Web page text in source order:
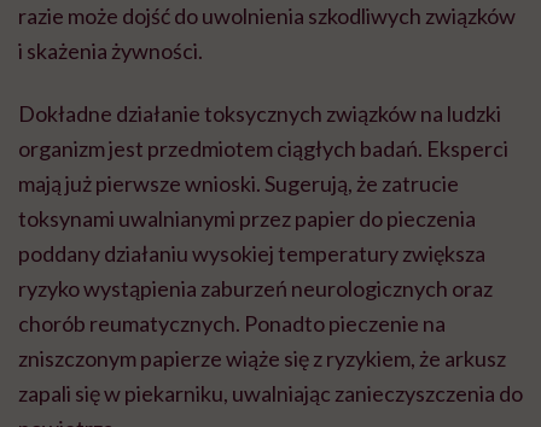
razie może dojść do uwolnienia szkodliwych związków
i skażenia żywności.
Dokładne działanie toksycznych związków na ludzki
organizm jest przedmiotem ciągłych badań. Eksperci
mają już pierwsze wnioski. Sugerują, że zatrucie
toksynami uwalnianymi przez papier do pieczenia
poddany działaniu wysokiej temperatury zwiększa
ryzyko wystąpienia zaburzeń neurologicznych oraz
chorób reumatycznych. Ponadto pieczenie na
zniszczonym papierze wiąże się z ryzykiem, że arkusz
zapali się w piekarniku, uwalniając zanieczyszczenia do